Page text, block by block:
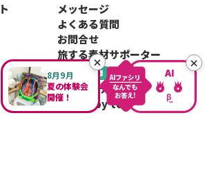
メッセージ
よくある質問
お問合せ
旅する素材サポーター
企業団体様
ファシリテーター募集
運営 baby toi
8月9月
夏の体験会
開催！
×
ver
β
AI
AI
AIファシリ
なんでも
お答え!
×